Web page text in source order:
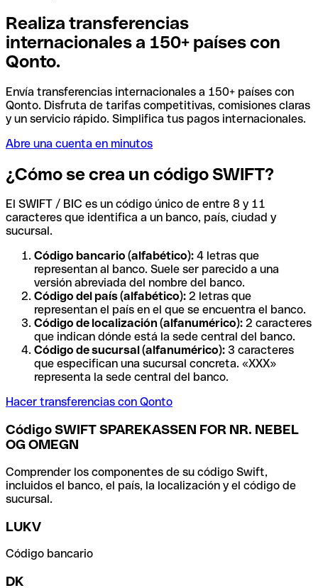
Realiza transferencias
internacionales a 150+ países con
Qonto.
Envía transferencias internacionales a 150+ países con
Qonto. Disfruta de tarifas competitivas, comisiones claras
y un servicio rápido. Simplifica tus pagos internacionales.
Abre una cuenta en minutos
¿Cómo se crea un código SWIFT?
El SWIFT / BIC es un código único de entre 8 y 11
caracteres que identifica a un banco, país, ciudad y
sucursal.
Código bancario (alfabético): 4 letras que
representan al banco. Suele ser parecido a una
versión abreviada del nombre del banco.
Código del país (alfabético): 2 letras que
representan el país en el que se encuentra el banco.
Código de localización (alfanumérico): 2 caracteres
que indican dónde está la sede central del banco.
Código de sucursal (alfanumérico): 3 caracteres
que especifican una sucursal concreta. «XXX»
representa la sede central del banco.
Hacer transferencias con Qonto
Código SWIFT SPAREKASSEN FOR NR. NEBEL
OG OMEGN
Comprender los componentes de su código Swift,
incluidos el banco, el país, la localización y el código de
sucursal.
LUKV
Código bancario
DK